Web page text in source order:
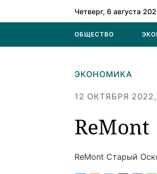
Четверг, 6 августа
ОБЩЕСТВО
ЭКОНОМИКА
12 ОКТЯБРЯ
ReMont
ReMont Старый